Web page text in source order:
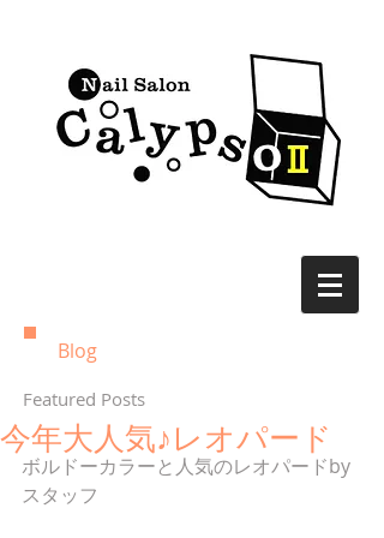
Blog
Featured Posts
今年大人気♪レオパード
ボルドーカラーと人気のレオパードby
スタッフ